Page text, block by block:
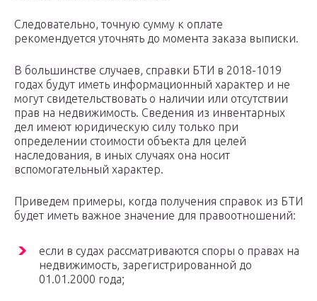
Следовательно, точную сумму к оплате
рекомендуется уточнять до момента заказа выписки.
В большинстве случаев, справки БТИ в 2018-1019
годах будут иметь информационный характер и не
могут свидетельствовать о наличии или отсутствии
прав на недвижимость. Сведения из инвентарных
дел имеют юридическую силу только при
определении стоимости объекта для целей
наследования, в иных случаях она носит
вспомогательный характер.
Приведем примеры, когда получения справок из БТИ
будет иметь важное значение для правоотношений:
если в судах рассматриваются споры о правах на
недвижимость, зарегистрированной до
01.01.2000 года;